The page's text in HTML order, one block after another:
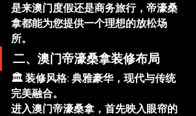
是来澳门度假还是商务旅行，帝濠桑
拿都能为您提供一个理想的放松场
所。
二、澳门帝濠桑拿装修布局
🏛️ 装修风格: 典雅豪华，现代与传统
完美融合。
进入澳门帝濠桑拿 ，首先映入眼帘的